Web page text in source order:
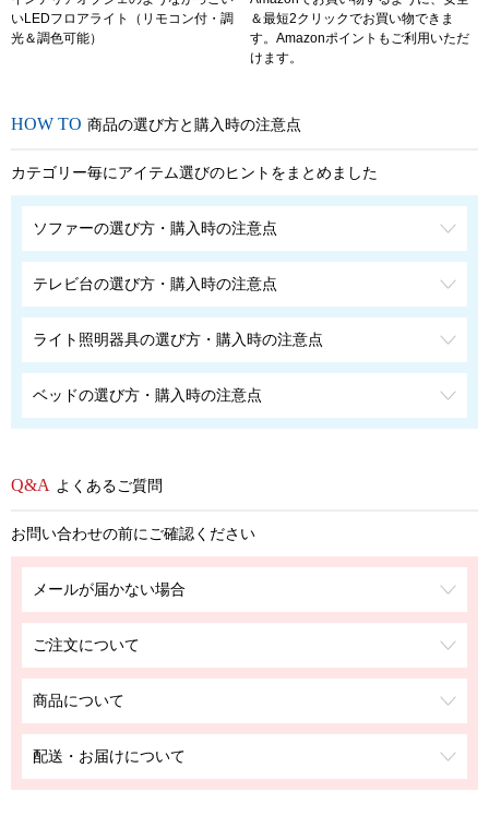
いLEDフロアライト（リモコン付・調
光＆調色可能）
＆最短2クリックでお買い物できま
す。Amazonポイントもご利用いただ
けます。
商品の選び方と購入時の注意点
カテゴリー毎にアイテム選びのヒントをまとめました
ソファーの選び方・購入時の注意点
テレビ台の選び方・購入時の注意点
ライト照明器具の選び方・購入時の注意点
ベッドの選び方・購入時の注意点
よくあるご質問
お問い合わせの前にご確認ください
メールが届かない場合
ご注文について
商品について
配送・お届けについて